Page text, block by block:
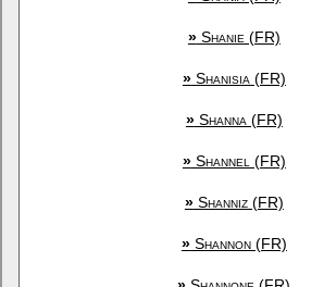
»Shanie (FR)
»Shanisia (FR)
»Shanna (FR)
»Shannel (FR)
»Shanniz (FR)
»Shannon (FR)